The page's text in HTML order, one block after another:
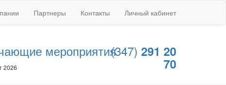
Партнеры Контакты Личный кабинет
мероприятия
2026
(347) 291 20
70